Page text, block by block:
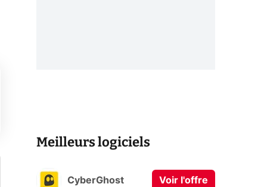
Meilleurs logiciels
CyberGhost Voir l'offre